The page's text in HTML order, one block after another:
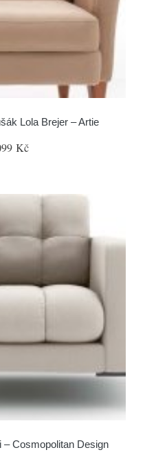
Lola Brejer – Artie
Kč
– Cosmopolitan Design